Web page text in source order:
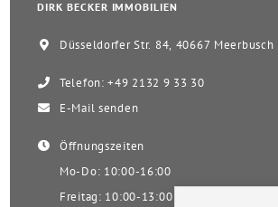
DIRK BECKER IMMOBILIEN
Düsseldorfer Str. 84, 40667 Meerbusch
Telefon: +49 2132 9 33 30
E-Mail senden
Öffnungszeiten
Mo-Do: 10:00-16:00
Freitag: 10:00-13:00